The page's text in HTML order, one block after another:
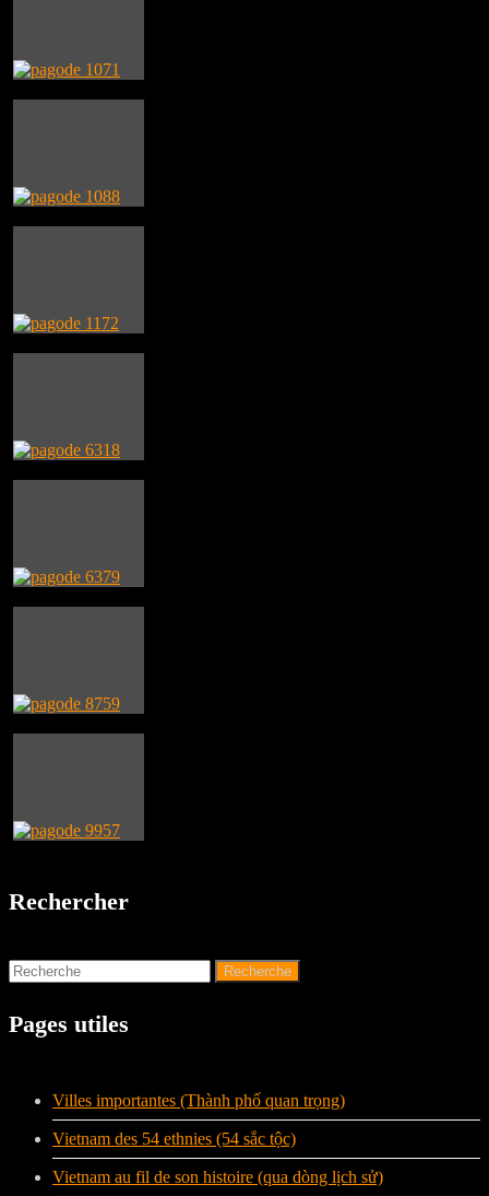
Rechercher
Pages utiles
Villes importantes (Thành phố quan trọng)
Vietnam des 54 ethnies (54 sắc tộc)
Vietnam au fil de son histoire (qua dòng lịch sử)